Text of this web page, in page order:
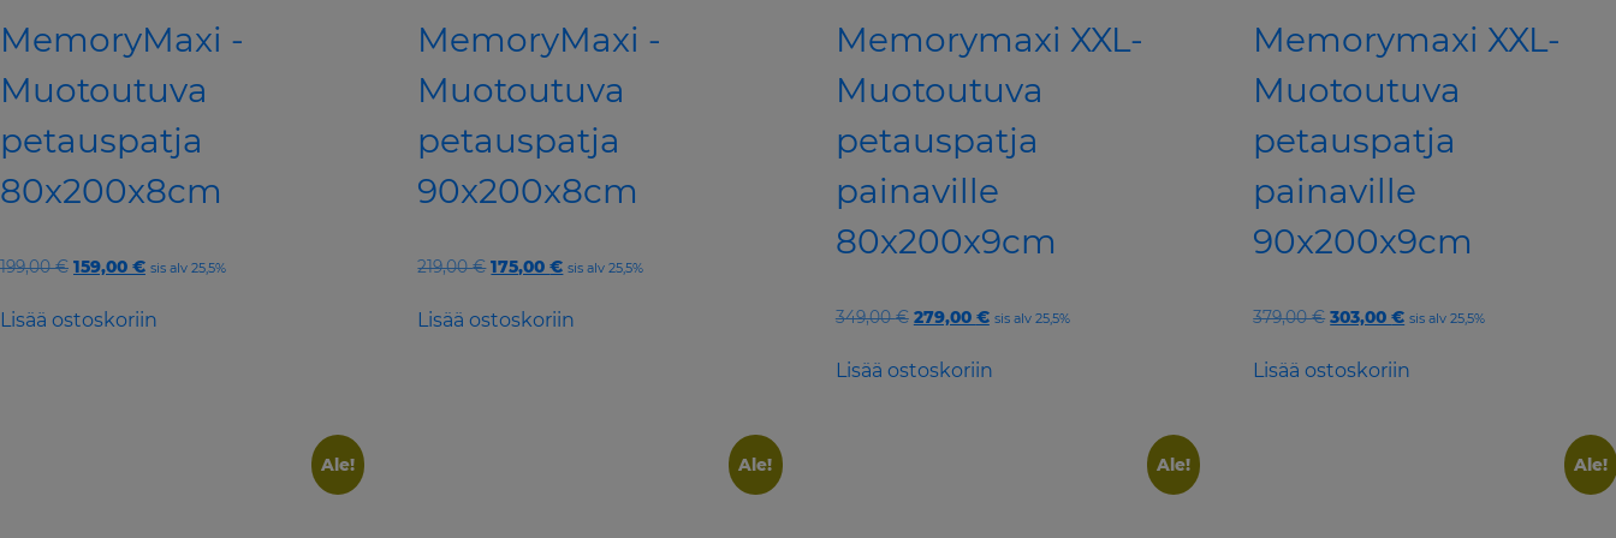
MemoryMaxi -
Muotoutuva
petauspatja
80x200x8cm
199,00€ Original
was:
159,00 €Current
is:
sis alv 25,5%
Lisää ostoskoriin
MemoryMaxi -
Muotoutuva
petauspatja
90x200x8cm
219,00€ Original
was:
175,00€Current
is:
sis alv 25,5%
Lisää ostoskoriin
Memorymaxi XXL-
Muotoutuva
petauspatja
painaville
80x200x9cm
349,00€ Original
was:
279,00 €Current
is:
sis alv 25,5%
Lisää ostoskoriin
Memorymaxi XXL-
Muotoutuva
petauspatja
painaville
90x200x9cm
379,00€ Original
was:
303,00€Current
is:
sis alv 25,5%
Lisää ostoskoriin
Ale! Ale! Ale! Ale!